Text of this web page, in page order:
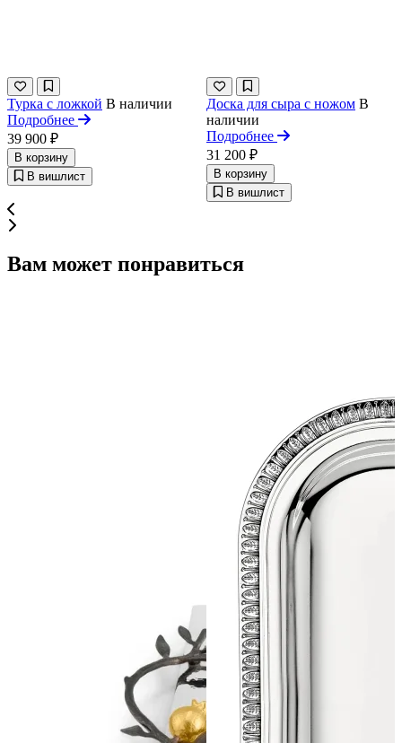
Турка с ложкой В наличии
Подробнее
39 900 ₽
В корзину
В вишлист
Доска для сыра с ножом В
наличии
Подробнее
31 200 ₽
В корзину
В вишлист
Вам может понравиться